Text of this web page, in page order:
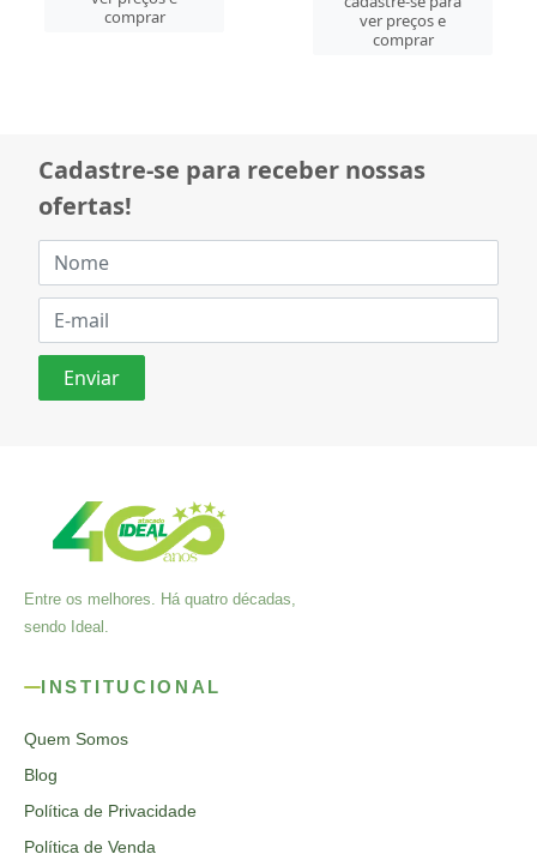
comprar
ver preços e
comprar
Cadastre-se para receber nossas
ofertas!
Entre os melhores. Há quatro décadas,
sendo Ideal.
INSTITUCIONAL
Quem Somos
Blog
Política de Privacidade
Política de Venda